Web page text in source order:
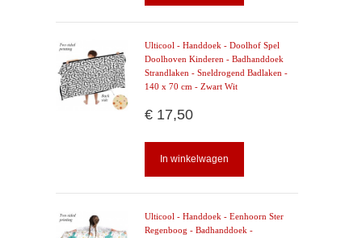
Ulticool - Handdoek - Doolhof Spel
Doolhoven Kinderen - Badhanddoek
Strandlaken - Sneldrogend Badlaken -
140 x 70 cm - Zwart Wit
€ 17,50
In winkelwagen
Ulticool - Handdoek - Eenhoorn Ster
Regenboog - Badhanddoek -